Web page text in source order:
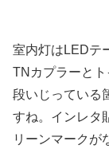
室内灯はLEDテ
TNカプラーと
段いじっている
すね。インレタ
リーンマークが